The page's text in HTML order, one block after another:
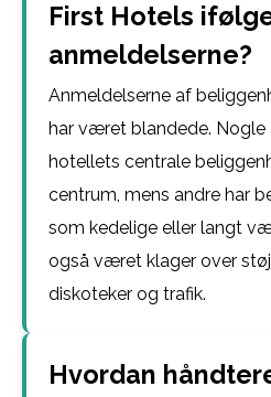
First Hotels
anmeldelserne?
Anmeldelserne af
har været blandede. Nogle
hotellets centrale
centrum, mens andre har
som kedelige eller langt
også været klager over
diskoteker og trafik.
Hvordan